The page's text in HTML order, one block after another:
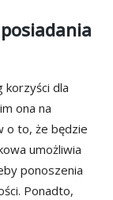
korzyści dla
ona na
o to, że będzie
umożliwia
ponoszenia
Ponadto,